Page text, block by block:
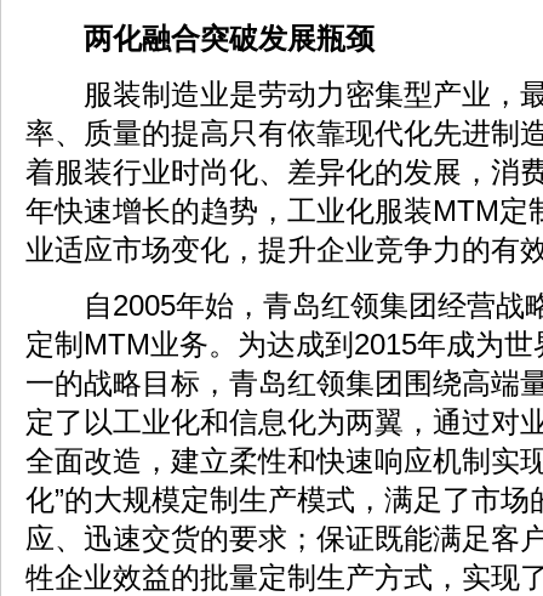
两化融合突破发展瓶颈
服装制造业是劳动力密集型产业，
率、质量的提高只有依靠现代化先进制
着服装行业时尚化、差异化的发展，消
年快速增长的趋势，工业化服装MTM定
业适应市场变化，提升企业竞争力的有
自2005年始，青岛红领集团经营战
定制MTM业务。为达成到2015年成为
一的战略目标，青岛红领集团围绕高端
定了以工业化和信息化为两翼，通过对
全面改造，建立柔性和快速响应机制实
化”的大规模定制生产模式，满足了市
应、迅速交货的要求；保证既能满足客
牲企业效益的批量定制生产方式，实现